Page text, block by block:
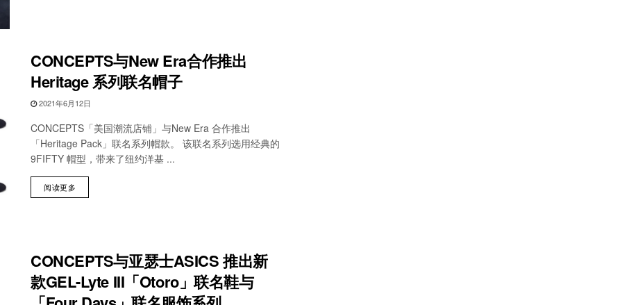
CONCEPTS与New Era合作推出
Heritage 系列联名帽子
2021年6月12日
CONCEPTS「美国潮流店铺」与New Era 合作推出
「Heritage Pack」联名系列帽款。 该联名系列选用经典的
9FIFTY 帽型，带来了纽约洋基 ...
阅读更多
CONCEPTS与亚瑟士ASICS 推出新
款GEL-Lyte III「Otoro」联名鞋与